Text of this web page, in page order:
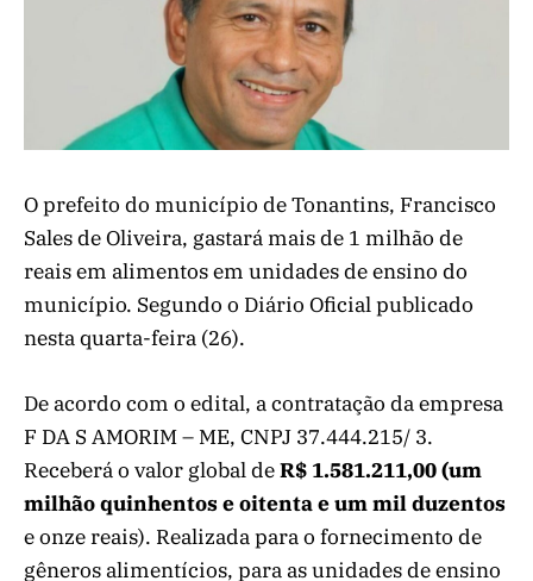
O prefeito do município de Tonantins, Francisco
Sales de Oliveira, gastará mais de 1 milhão de
reais em alimentos em unidades de ensino do
município. Segundo o Diário Oficial publicado
nesta quarta-feira (26).
De acordo com o edital, a contratação da empresa
F DA S AMORIM – ME, CNPJ 37.444.215/ 3.
Receberá o valor global deR$ 1.581.211,00 (um
milhão quinhentos e oitenta e um mil duzentos
e onze reais). Realizada para o fornecimento de
gêneros alimentícios, para as unidades de ensino